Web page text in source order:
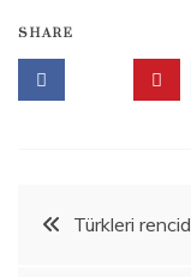
SHARE
Türkleri